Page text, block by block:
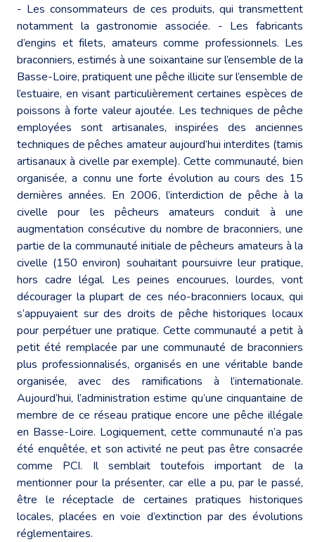
- Les consommateurs de ces produits, qui transmettent
notamment la gastronomie associée. - Les fabricants
d’engins et filets, amateurs comme professionnels. Les
braconniers, estimés à une soixantaine sur l’ensemble de la
Basse-Loire, pratiquent une pêche illicite sur l’ensemble de
l’estuaire, en visant particulièrement certaines espèces de
poissons à forte valeur ajoutée. Les techniques de pêche
employées sont artisanales, inspirées des anciennes
techniques de pêches amateur aujourd’hui interdites (tamis
artisanaux à civelle par exemple). Cette communauté, bien
organisée, a connu une forte évolution au cours des 15
dernières années. En 2006, l’interdiction de pêche à la
civelle pour les pêcheurs amateurs conduit à une
augmentation consécutive du nombre de braconniers, une
partie de la communauté initiale de pêcheurs amateurs à la
civelle (150 environ) souhaitant poursuivre leur pratique,
hors cadre légal. Les peines encourues, lourdes, vont
décourager la plupart de ces néo-braconniers locaux, qui
s’appuyaient sur des droits de pêche historiques locaux
pour perpétuer une pratique. Cette communauté a petit à
petit été remplacée par une communauté de braconniers
plus professionnalisés, organisés en une véritable bande
organisée, avec des ramifications à l’internationale.
Aujourd’hui, l’administration estime qu’une cinquantaine de
membre de ce réseau pratique encore une pêche illégale
en Basse-Loire. Logiquement, cette communauté n’a pas
été enquêtée, et son activité ne peut pas être consacrée
comme PCI. Il semblait toutefois important de la
mentionner pour la présenter, car elle a pu, par le passé,
être le réceptacle de certaines pratiques historiques
locales, placées en voie d’extinction par des évolutions
réglementaires.